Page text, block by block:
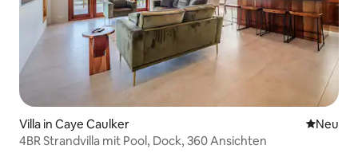
Villa in Caye Caulker Neue
Neu
4BR Strandvilla mit Pool, Dock, 360 Ansichten